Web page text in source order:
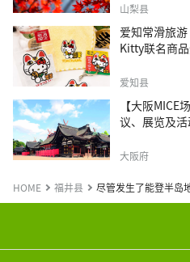
山梨县
爱知常滑旅
Kitty联名商
爱知县
【大阪
议、展览及
大阪府
HOME 福井县 尽管发生了能登半岛